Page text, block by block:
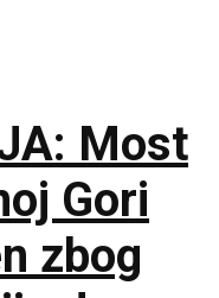
Most
Gori
zbog